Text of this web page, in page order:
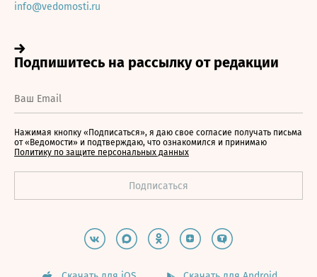
info@vedomosti.ru
Нажимая кнопку «Подписаться», я даю свое согласие получать письма
от «Ведомости» и подтверждаю, что ознакомился и принимаю
Политику по защите персональных данных